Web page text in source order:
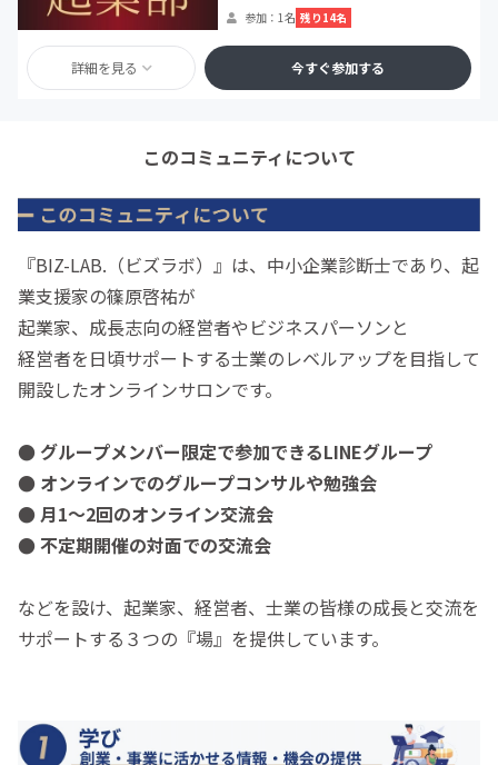
参加：1名 残り14名
詳細を見る 今すぐ参加する
このコミュニティについて
『BIZ-LAB.（ビズラボ）』は、中小企業診断士であり、起
業支援家の篠原啓祐が
起業家、成長志向の経営者やビジネスパーソンと
経営者を日頃サポートする士業のレベルアップを目指して
開設したオンラインサロンです。
● グループメンバー限定で参加できるLINEグループ
● オンラインでのグループコンサルや勉強会
● 月1〜2回のオンライン交流会
● 不定期開催の対面での交流会
などを設け、起業家、経営者、士業の皆様の成長と交流を
サポートする３つの『場』を提供しています。